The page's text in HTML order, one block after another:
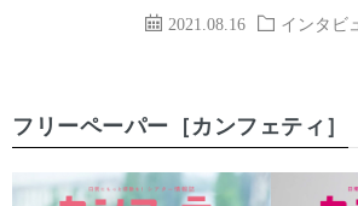
2021.08.16 インタビ
フリーペーパー［カンフェティ］